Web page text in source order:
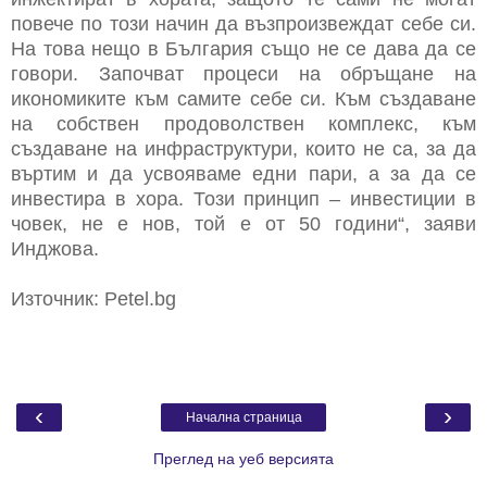
повече по този начин да възпроизвеждат себе си.
На това нещо в България също не се дава да се
говори. Започват процеси на обръщане на
икономиките към самите себе си. Към създаване
на собствен продоволствен комплекс, към
създаване на инфраструктури, които не са, за да
въртим и да усвояваме едни пари, а за да се
инвестира в хора. Този принцип – инвестиции в
човек, не е нов, той е от 50 години“, заяви
Инджова.
Източник: Petel.bg
‹ ›
Начална страница
Преглед на уеб версията